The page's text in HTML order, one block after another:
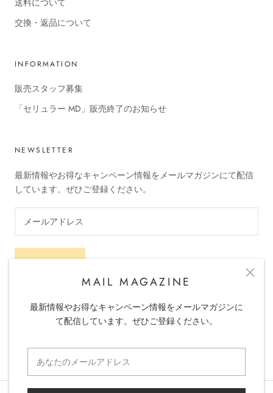
MAIL MAGAZINE
最新情報やお得なキャンペーン情報をメールマガジンに
て配信しています。ぜひご登録ください。
交換・返品について
INFORMATION
販売スタッフ募集
「セリュラー MD」販売終了のお知らせ
NEWSLETTER
最新情報やお得なキャンペーン情報をメールマガジンにて配信
しています。ぜひご登録ください。
申し込む
© MRI-BEAUTY SHOP